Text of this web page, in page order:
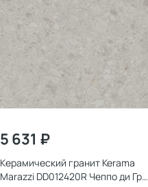
5 631 ₽
Керамический гранит Kerama
Marazzi DD012420R Чеппо ди Гре